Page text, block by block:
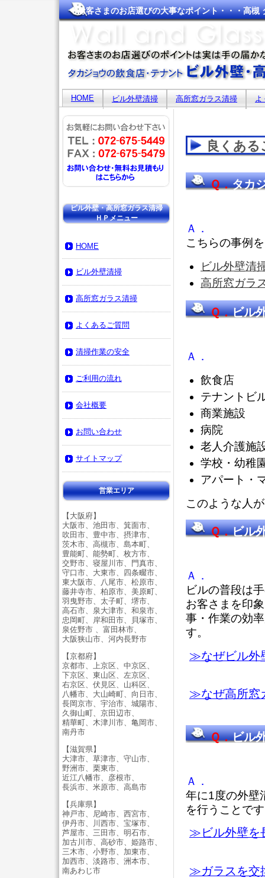
お客さまのお店選びの大事なポイント・・・高
HOME ビル外壁清掃 高所窓ガラス清掃 よ
良くある
Ｑ．タカ
Ａ．
こちらの事例
ビル外壁清
高所窓ガラ
Ｑ．ビル
Ａ．
飲食店
テナントビ
商業施設
病院
老人介護施
学校・幼稚
アパート・
このような人
Ｑ．ビル
Ａ．
ビルの普段は
お客さまを印
事・作業の効
す。
≫なぜビル外
≫なぜ高所窓
Ｑ．ビル
Ａ．
年に1度の外壁
を行うことで
≫ビル外壁を
≫ガラスを交
ビル外壁・高所窓ガラス清掃
ＨＰメニュー
HOME
ビル外壁清掃
高所窓ガラス清掃
よくあるご質問
清掃作業の安全
ご利用の流れ
会社概要
お問い合わせ
サイトマップ
営業エリア
【大阪府】
大阪市、池田市、箕面市、
吹田市、豊中市、摂津市、
茨木市、高槻市、島本町、
豊能町、能勢町、枚方市、
交野市、寝屋川市、門真市、
守口市、大東市、四条畷市、
東大阪市、八尾市、松原市、
藤井寺市、柏原市、美原町、
羽曳野市、太子町、堺市、
高石市、泉大津市、和泉市、
忠岡町、岸和田市、貝塚市、
泉佐野市 、富田林市、
大阪狭山市、河内長野市
【京都府】
京都市、上京区、中京区、
下京区、東山区、左京区、
右京区、伏見区、山科区、
八幡市、大山崎町、向日市、
長岡京市、宇治市、城陽市、
久御山町、京田辺市、
精華町、木津川市、亀岡市、
南丹市
【滋賀県】
大津市、草津市、守山市、
野洲市、栗東市、
近江八幡市、彦根市、
長浜市、米原市、高島市
【兵庫県】
神戸市、尼崎市、西宮市、
伊丹市、川西市、宝塚市、
芦屋市、三田市、明石市、
加古川市、高砂市、姫路市、
三木市、小野市、加東市、
加西市、淡路市、洲本市、
南あわじ市